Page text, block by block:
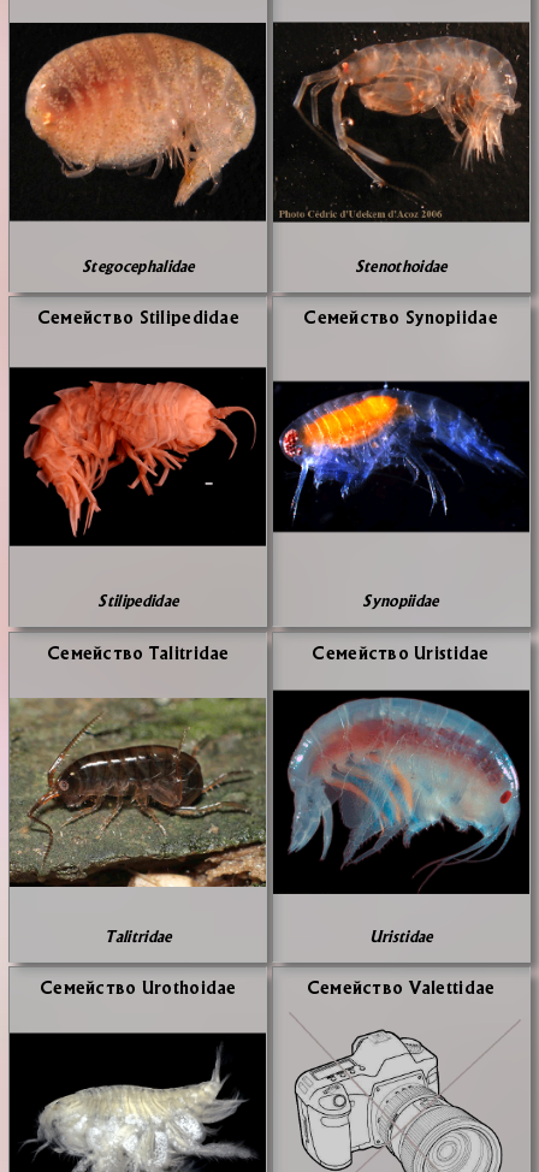
Stegocephalidae Stenothoidae
Се­мей­ство Stilipedidae
Stilipedidae
Се­мей­ство Synopiidae
Synopiidae
Се­мей­ство Talitridae
Talitridae
Се­мей­ство Uristidae
Uristidae
Се­мей­ство Urothoidae Се­мей­ство Valettidae